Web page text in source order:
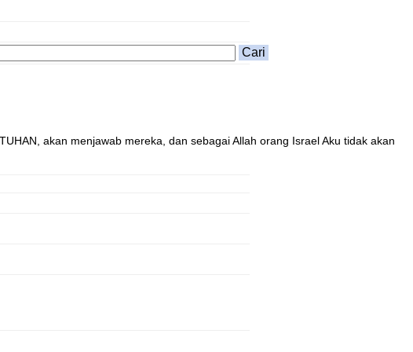
akan menjawab mereka, dan sebagai Allah orang Israel Aku tidak akan